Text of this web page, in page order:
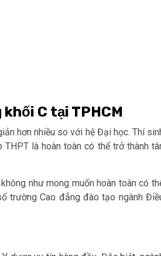
C tại TPHCM
hơn nhiều so với hệ Đại học. Thí
là hoàn toàn có thể trở thành
như mong muốn hoàn toàn có
trường Cao đẳng đào tạo ngành